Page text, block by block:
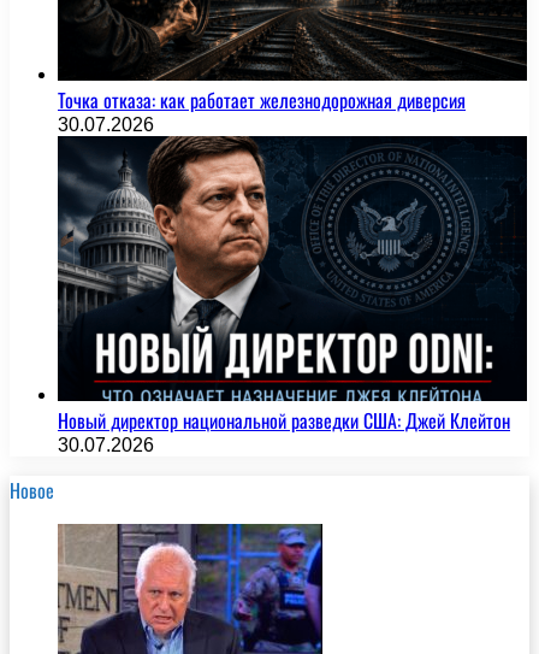
Точка отказа: как работает железнодорожная диверсия
30.07.2026
Новый директор национальной разведки США: Джей Клейтон
30.07.2026
Новое